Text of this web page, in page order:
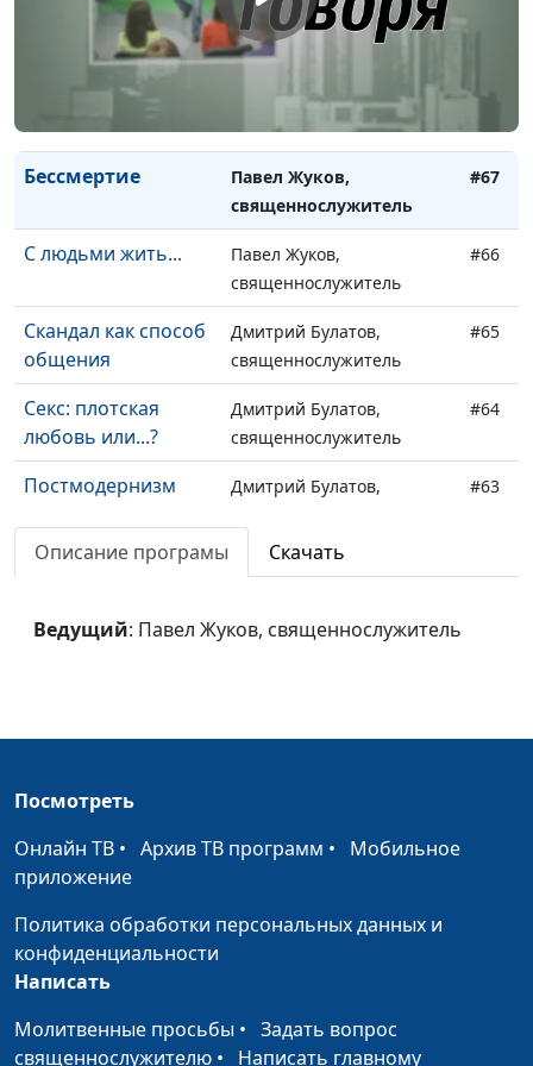
О чем Бог просил у
Павел Жуков,
священнослужитель
Павел Жуков,
священнослужитель
#68
Бессмертие
Павел Жуков,
священнослужитель
#67
С людьми жить...
Павел Жуков,
священнослужитель
#66
Скандал как способ
общения
Дмитрий Булатов,
священнослужитель
#65
Секс: плотская
любовь или...?
Дмитрий Булатов,
священнослужитель
#64
Постмодернизм
Дмитрий Булатов,
#63
Лидер по жизни
Дмитрий Булатов,
Критика
Дмитрий Булатов,
западная модель
священнослужитель
Современный
блицкриг
священнослужитель
Эпоха
завоевательниц
Информация и с
Андрей Юнак,
Описание програмы Скачать
Ведущий: Павел Жуков, священнослужитель
Посмотреть
Онлайн ТВ • Архив ТВ программ • Мобильное
приложение
Политика обработки персональных данных и
конфиденциальности
Написать
Молитвенные просьбы • Задать вопрос
священнослужителю • Написать главному